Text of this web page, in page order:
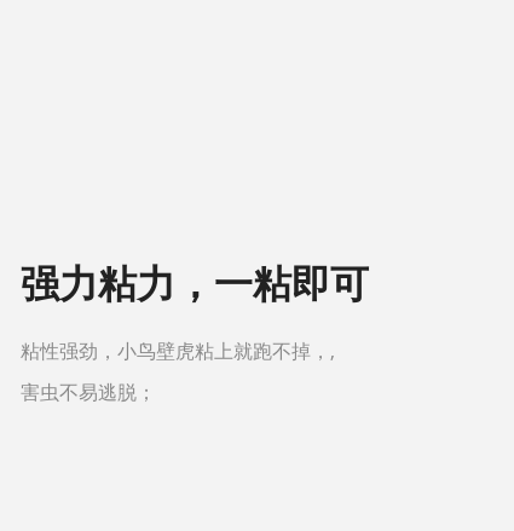
强力粘力，一粘即可
粘性强劲，小鸟壁虎粘上就跑不掉，,
害虫不易逃脱；